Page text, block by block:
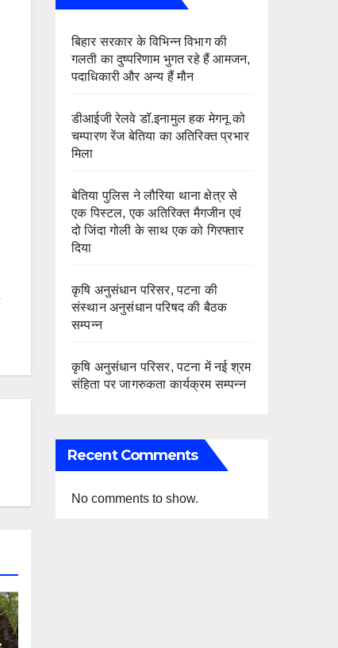
बिहार सरकार के विभिन्न विभाग की
गलती का दुष्परिणाम भुगत रहे हैं आमजन,
पदाधिकारी और अन्य हैं मौन
डीआईजी रेलवे डॉ.इनामुल हक मेगनू को
चम्पारण रेंज बेतिया का अतिरिक्त प्रभार
मिला
बेतिया पुलिस ने लौरिया थाना क्षेत्र से
एक पिस्टल, एक अतिरिक्त मैगजीन एवं
दो जिंदा गोली के साथ एक को गिरफ्तार
दिया
कृषि अनुसंधान परिसर, पटना की
संस्थान अनुसंधान परिषद की बैठक
सम्पन्न
कृषि अनुसंधान परिसर, पटना में नई श्रम
संहिता पर जागरुकता कार्यक्रम सम्पन्न
Recent Comments
No comments to show.